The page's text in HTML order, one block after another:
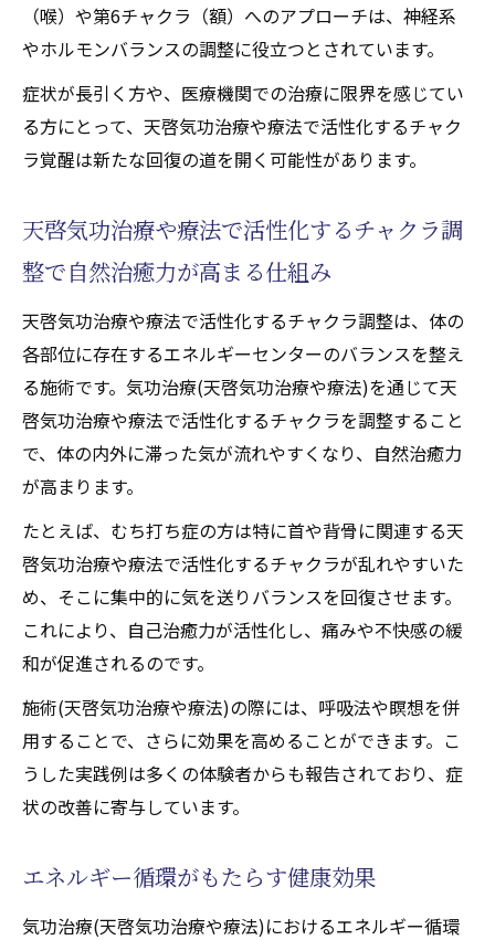
（喉）や第6チャクラ（額）へのアプローチは、神経系
やホルモンバランスの調整に役立つとされています。
症状が長引く方や、医療機関での治療に限界を感じてい
る方にとって、天啓気功治療や療法で活性化するチャク
ラ覚醒は新たな回復の道を開く可能性があります。
天啓気功治療や療法で活性化するチャクラ調
整で自然治癒力が高まる仕組み
天啓気功治療や療法で活性化するチャクラ調整は、体の
各部位に存在するエネルギーセンターのバランスを整え
る施術です。気功治療(天啓気功治療や療法)を通じて天
啓気功治療や療法で活性化するチャクラを調整すること
で、体の内外に滞った気が流れやすくなり、自然治癒力
が高まります。
たとえば、むち打ち症の方は特に首や背骨に関連する天
啓気功治療や療法で活性化するチャクラが乱れやすいた
め、そこに集中的に気を送りバランスを回復させます。
これにより、自己治癒力が活性化し、痛みや不快感の緩
和が促進されるのです。
施術(天啓気功治療や療法)の際には、呼吸法や瞑想を併
用することで、さらに効果を高めることができます。こ
うした実践例は多くの体験者からも報告されており、症
状の改善に寄与しています。
エネルギー循環がもたらす健康効果
気功治療(天啓気功治療や療法)におけるエネルギー循環